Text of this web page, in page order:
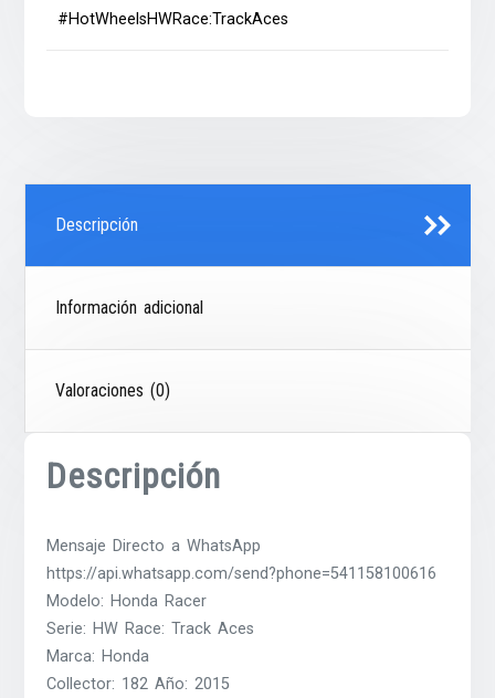
#HotWheelsHWRace:TrackAces
Descripción
Información adicional
Valoraciones (0)
Descripción
Mensaje Directo a WhatsApp
https://api.whatsapp.com/send?phone=541158100616
Modelo: Honda Racer
Serie: HW Race: Track Aces
Marca: Honda
Collector: 182 Año: 2015